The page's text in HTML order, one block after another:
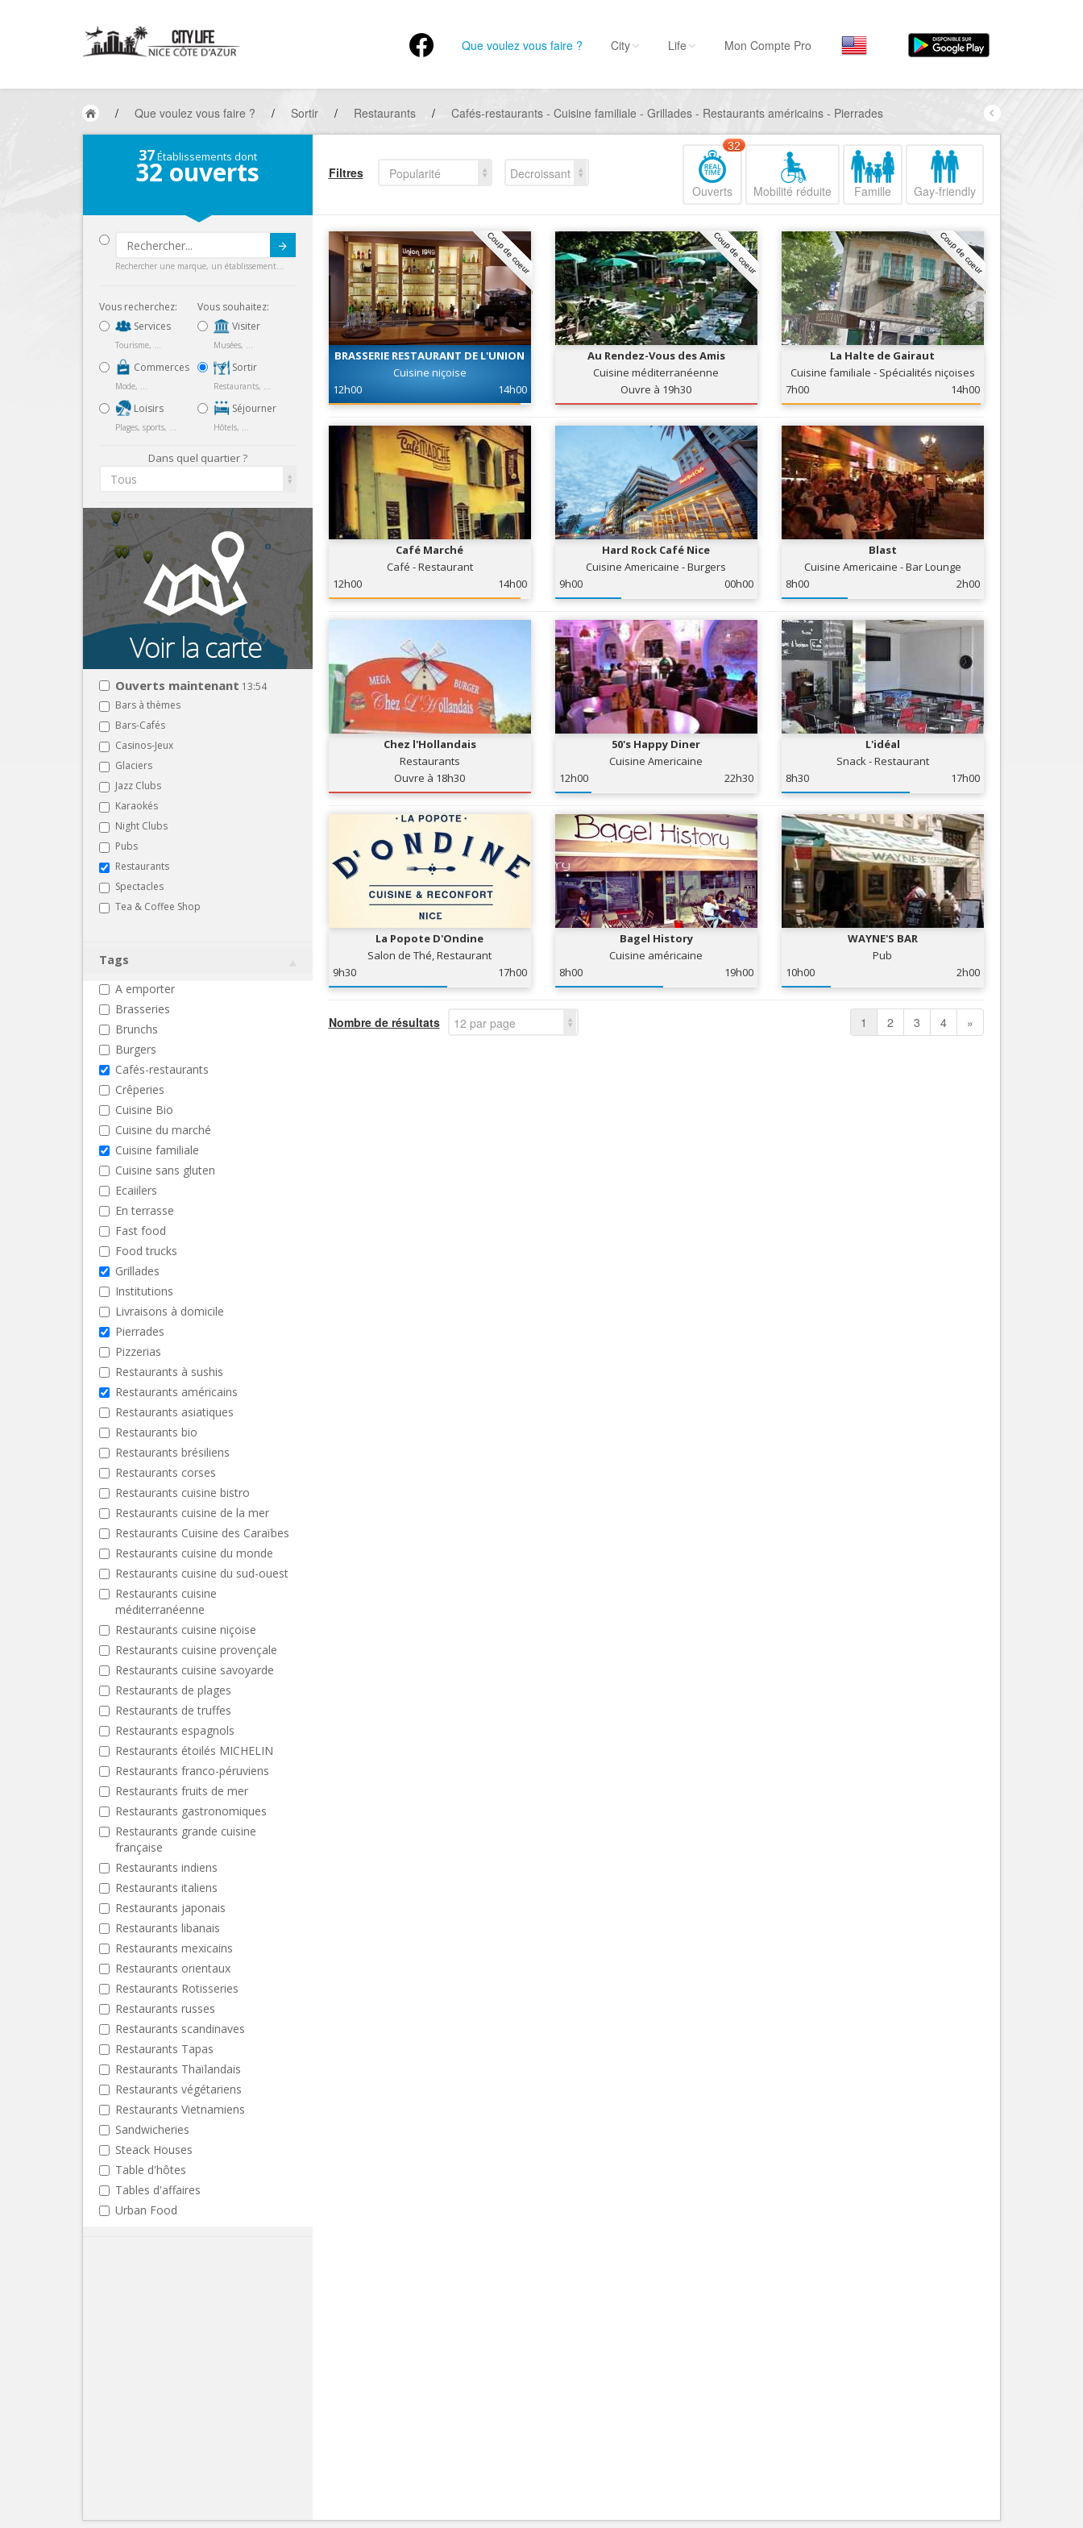
Que voulez vous faire ?
Par activité
Hôtels, ...
Visiter
Sortir
Restaurants, ...
Commerces
Mode, ...
Loisirs
Plages, sports, ...
Services
Tourisme, ...
Par quartiers
Nice Promenade du
Nice le Port
Nice le Vieux Nice
Nice le Coeur de Ville
Nice les Collines Niçoises
Nice le petit Marais Niçois
Nice la plaine du Var
Nice le Carré d’Or
Nice Aéroport
City Life Mon Compte Pro
/ Que voulez vous faire ? / Sortir / Restaurants / Cafés-restaurants - Cuisine familiale - Grillades - Restaurants américains - Pierrades
37Établissements dont
32 ouverts
Rechercher une marque, un établissement...
Vous recherchez:
Services
Tourisme, ...
Commerces
Mode, ...
Loisirs
Plages, sports, ...
Vous souhaitez:
Visiter
Musées, ...
Sortir
Restaurants, ...
Séjourner
Hôtels, ...
Dans quel quartier ?
Tous
Ouverts maintenant 13:54
Bars à thèmes
Bars-Cafés
Casinos-Jeux
Glaciers
Jazz Clubs
Karaokés
Night Clubs
Pubs
Restaurants
Spectacles
Tea & Coffee Shop
Tags
A emporter
Brasseries
Brunchs
Burgers
Cafés-restaurants
Crêperies
Cuisine Bio
Cuisine du marché
Cuisine familiale
Cuisine sans gluten
Ecaiilers
En terrasse
Fast food
Food trucks
Grillades
Institutions
Livraisons à domicile
Pierrades
Pizzerias
Restaurants à sushis
Restaurants américains
Restaurants asiatiques
Restaurants bio
Restaurants brésiliens
Restaurants corses
Restaurants cuisine bistro
Restaurants cuisine de la mer
Restaurants Cuisine des Caraïbes
Restaurants cuisine du monde
Restaurants cuisine du sud-ouest
Restaurants cuisine
méditerranéenne
Restaurants cuisine niçoise
Restaurants cuisine provençale
Restaurants cuisine savoyarde
Restaurants de plages
Restaurants de truffes
Restaurants espagnols
Restaurants étoilés MICHELIN
Restaurants franco-péruviens
Restaurants fruits de mer
Restaurants gastronomiques
Restaurants grande cuisine
française
Restaurants indiens
Restaurants italiens
Restaurants japonais
Restaurants libanais
Restaurants mexicains
Restaurants orientaux
Restaurants Rotisseries
Restaurants russes
Restaurants scandinaves
Restaurants Tapas
Restaurants Thaïlandais
Restaurants végétariens
Restaurants Vietnamiens
Sandwicheries
Steack Houses
Table d'hôtes
Tables d'affaires
Urban Food
Filtres Popularité
Decroissant
Ouverts
32
Mobilité réduite Famille Gay-friendly
Coup de coeur
BRASSERIE RESTAURANT DE L'UNION
Cuisine niçoise
12h00
14h00
Coup de coeur
Au Rendez-Vous des Amis
Cuisine méditerranéenne
Ouvre à 19h30
Coup de coeur
La Halte de Gairaut
Cuisine familiale - Spécialités niçoises
7h00
14h00
Café Marché
Café - Restaurant
12h00
14h00
Hard Rock Café Nice
Cuisine Americaine - Burgers
9h00
00h00
Blast
Cuisine Americaine - Bar Lounge
8h00
2h00
Chez l'Hollandais
Restaurants
Ouvre à 18h30
50's Happy Diner
Cuisine Americaine
12h00
22h30
L'idéal
Snack - Restaurant
8h30
17h00
La Popote D'Ondine
Salon de Thé, Restaurant
9h30
17h00
Bagel History
Cuisine américaine
8h00
19h00
WAYNE'S BAR
Pub
10h00
2h00
Nombre de résultats 12 par page 1 2 3 4 »